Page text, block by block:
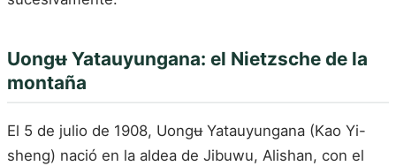
Uongʉ Yatauyungana: el Nietzsche de la
montaña
El 5 de julio de 1908, Uongʉ Yatauyungana (Kao Yi-
sheng) nació en la aldea de Jibuwu, Alishan, con el